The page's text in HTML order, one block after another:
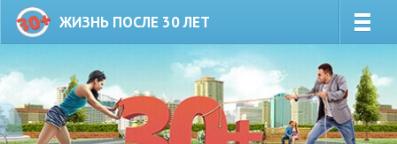
ЖИЗНЬ ПОСЛЕ 30 ЛЕТ